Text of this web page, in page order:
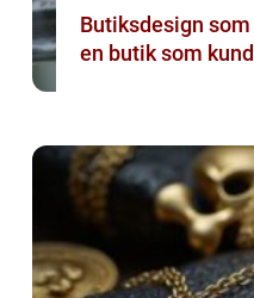
Butiksdesign
en butik som